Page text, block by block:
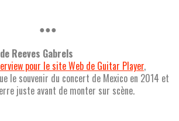
●●●
Reeves Gabrels
pour le site Web de Guitar Player,
le souvenir du concert de Mexico en 2014 et
juste avant de monter sur scène.